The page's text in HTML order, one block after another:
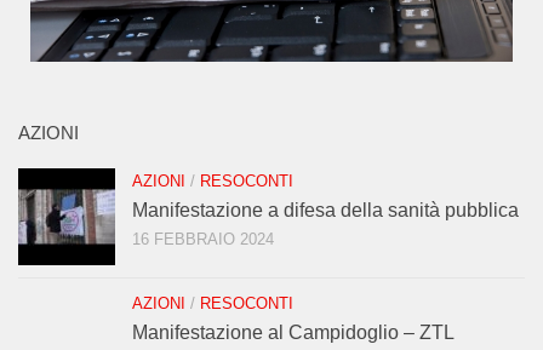
AZIONI
AZIONI / RESOCONTI
Manifestazione a difesa della sanità pubblica
16 FEBBRAIO 2024
AZIONI / RESOCONTI
Manifestazione al Campidoglio – ZTL